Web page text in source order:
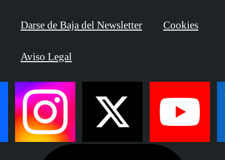
Darse de Baja del Newsletter Cookies
Aviso Legal